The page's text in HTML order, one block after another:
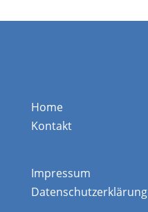
Home
Kontakt
Impressum
Datenschutzerklärung